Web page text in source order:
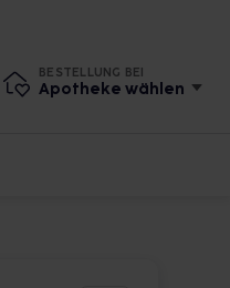
BESTELLUNG BEI
Apotheke wählen